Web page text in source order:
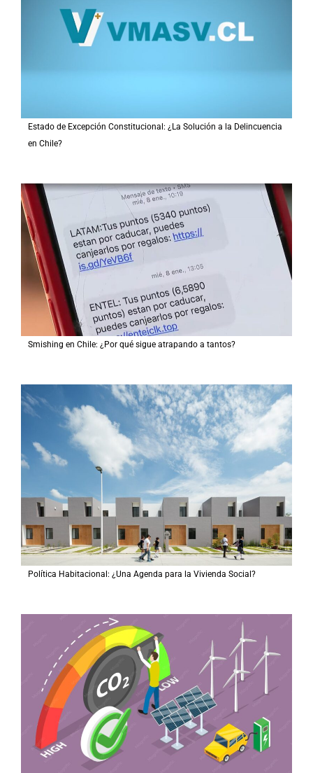
Estado de Excepción Constitucional: ¿La Solución a la Delincuencia
en Chile?
Smishing en Chile: ¿Por qué sigue atrapando a tantos?
Política Habitacional: ¿Una Agenda para la Vivienda Social?